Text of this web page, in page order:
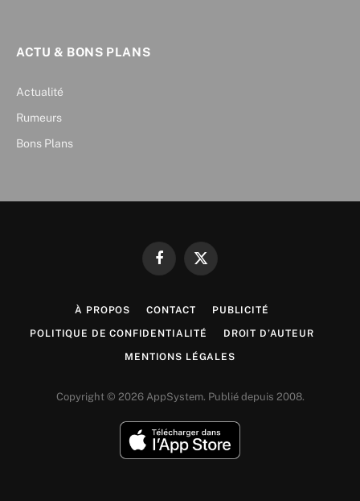
ACTU & BONS PLANS
Actualité
Rumeurs
Bons Plans
FacebookX
À PROPOS CONTACT PUBLICITÉ
POLITIQUE DE CONFIDENTIALITÉ DROIT D’AUTEUR
MENTIONS LÉGALES
Copyright © 2026 AppSystem. Publié depuis 2008.